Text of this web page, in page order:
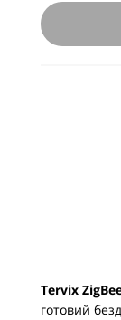
Tervix
готовий